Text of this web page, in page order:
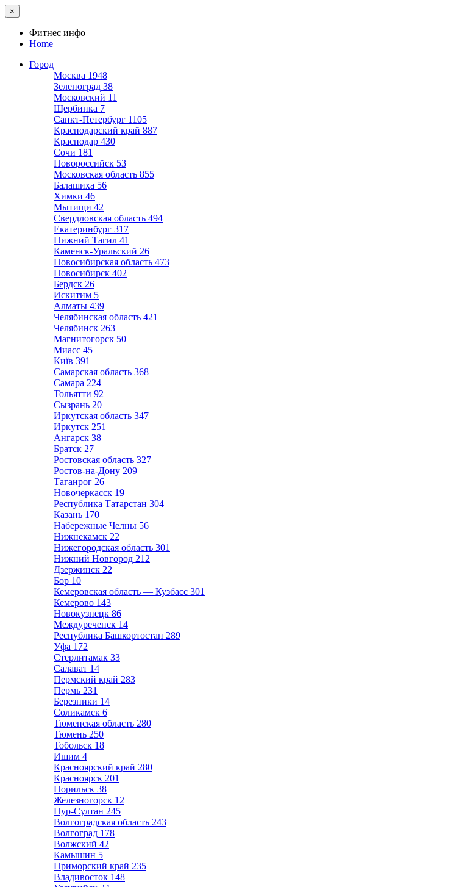
×
Фитнес инфо
Home
Город
Москва 1948
Зеленоград 38
Московский 11
Щербинка 7
Санкт-Петербург 1105
Краснодарский край 887
Краснодар 430
Сочи 181
Новороссийск 53
Московская область 855
Балашиха 56
Химки 46
Мытищи 42
Свердловская область 494
Екатеринбург 317
Нижний Тагил 41
Каменск-Уральский 26
Новосибирская область 473
Новосибирск 402
Бердск 26
Искитим 5
Алматы 439
Челябинская область 421
Челябинск 263
Магнитогорск 50
Миасс 45
Київ 391
Самарская область 368
Самара 224
Тольятти 92
Сызрань 20
Иркутская область 347
Иркутск 251
Ангарск 38
Братск 27
Ростовская область 327
Ростов-на-Дону 209
Таганрог 26
Новочеркасск 19
Республика Татарстан 304
Казань 170
Набережные Челны 56
Нижнекамск 22
Нижегородская область 301
Нижний Новгород 212
Дзержинск 22
Бор 10
Кемеровская область — Кузбасс 301
Кемерово 143
Новокузнецк 86
Междуреченск 14
Республика Башкортостан 289
Уфа 172
Стерлитамак 33
Салават 14
Пермский край 283
Пермь 231
Березники 14
Соликамск 6
Тюменская область 280
Тюмень 250
Тобольск 18
Ишим 4
Красноярский край 280
Красноярск 201
Норильск 38
Железногорск 12
Нур-Султан 245
Волгоградская область 243
Волгоград 178
Волжский 42
Камышин 5
Приморский край 235
Владивосток 148